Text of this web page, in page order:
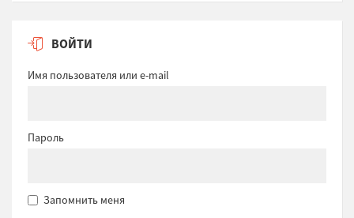
ВОЙТИ
Имя пользователя или e-mail
Пароль
Запомнить меня